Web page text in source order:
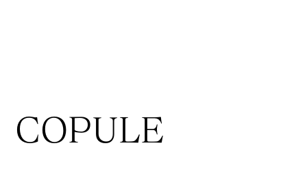
COPULE